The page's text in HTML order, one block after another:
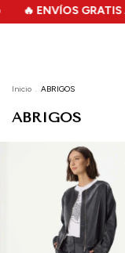
DE $299.900 🔥
Inicio . ABRIGOS
ABRIGOS